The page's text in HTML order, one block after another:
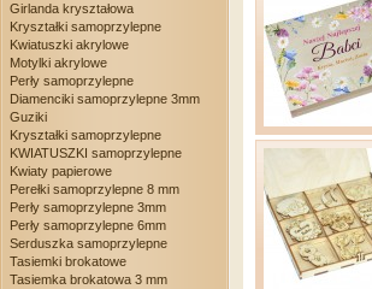
Girlanda kryształowa
Kryształki samoprzylepne
Kwiatuszki akrylowe
Motylki akrylowe
Perły samoprzylepne
Diamenciki samoprzylepne 3mm
Guziki
Kryształki samoprzylepne
KWIATUSZKI samoprzylepne
Kwiaty papierowe
Perełki samoprzylepne 8 mm
Perły samoprzylepne 3mm
Perły samoprzylepne 6mm
Serduszka samoprzylepne
Tasiemki brokatowe
Tasiemka brokatowa 3 mm